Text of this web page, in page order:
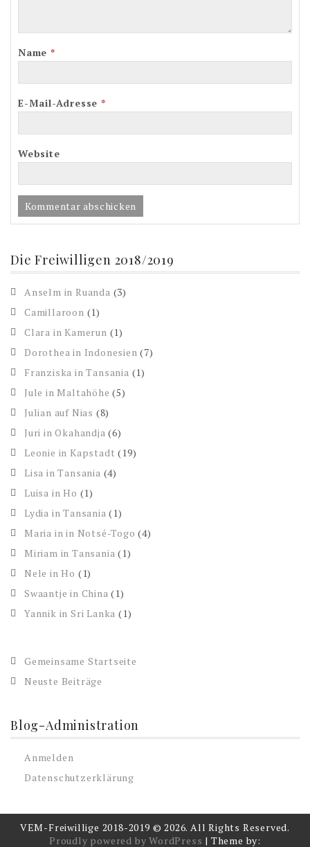
Name *
E-Mail-Adresse*
Website
Die Freiwilligen 2018/2019
Anselm in Ruanda (3)
Camillaroon (1)
Clara in Kamerun (1)
Dorothea in Indonesien (7)
Franziska in Tansania (1)
Jule in Maltahöhe (5)
Julian auf Nias (8)
Juri in Okahandja (6)
Leonie in Kapstadt (19)
Lisa in Tansania (4)
Luisa in Ho (1)
Lydia in Tansania (1)
Maria in in Notsé-Togo (4)
Miriam in Tansania (1)
Nele in Ho (1)
Swaantje in China (1)
Yannik in Sri Lanka (1)
Gemeinsame Startseite
Neuste Beiträge
Blog-Administration
Anmelden
Datenschutzerklärung
VEM-Freiwillige 2018-2019 © 2026. All Rights Reserved.
Proudly powered by WordPress | Theme by: